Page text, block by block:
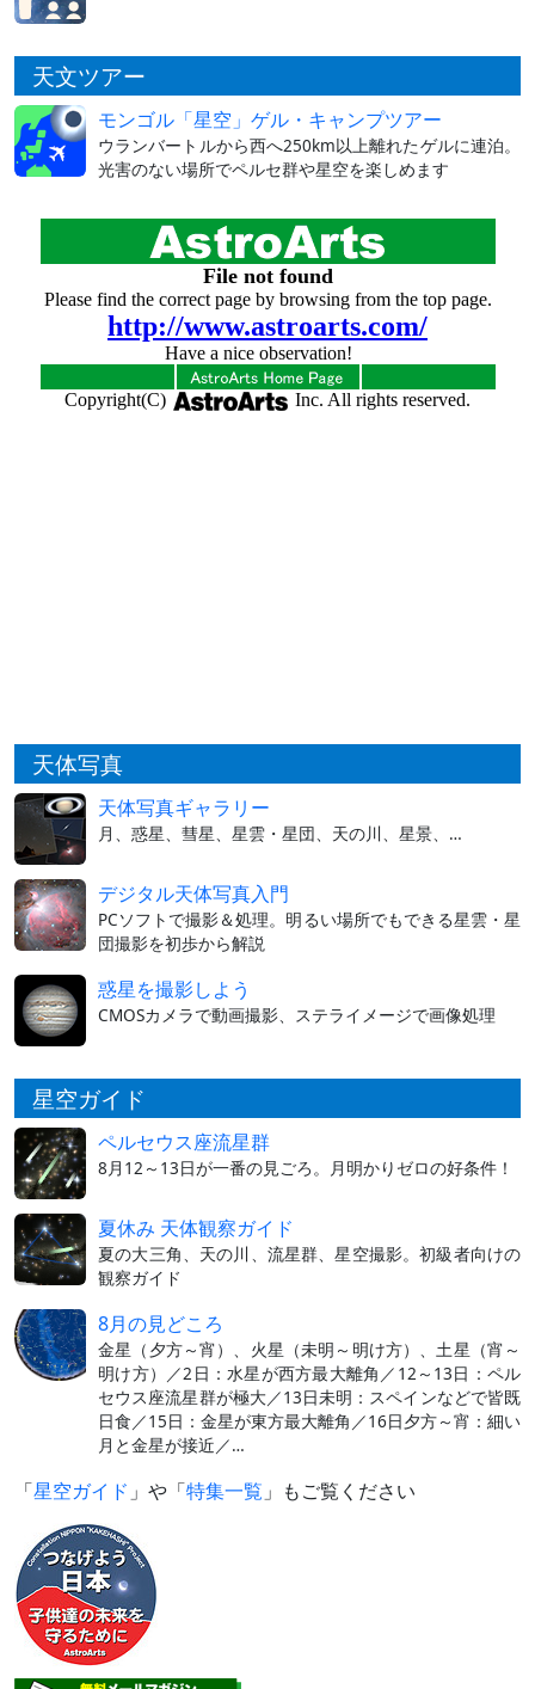
天文ツアー
モンゴル「星空」ゲル・キャンプツアー
ウランバートルから西へ250km以上離れたゲルに連泊。
光害のない場所でペルセ群や星空を楽しめます
天体写真
天体写真ギャラリー
月、惑星、彗星、星雲・星団、天の川、星景、…
デジタル天体写真入門
PCソフトで撮影＆処理。明るい場所でもできる星雲・星
団撮影を初歩から解説
惑星を撮影しよう
CMOSカメラで動画撮影、ステライメージで画像処理
星空ガイド
ペルセウス座流星群
8月12～13日が一番の見ごろ。月明かりゼロの好条件！
夏休み 天体観察ガイド
夏の大三角、天の川、流星群、星空撮影。初級者向けの
観察ガイド
8月の見どころ
金星（夕方～宵）、火星（未明～明け方）、土星（宵～
明け方）／2日：水星が西方最大離角／12～13日：ペル
セウス座流星群が極大／13日未明：スペインなどで皆既
日食／15日：金星が東方最大離角／16日夕方～宵：細い
月と金星が接近／…
「星空ガイド 」や「特集一覧 」もご覧ください